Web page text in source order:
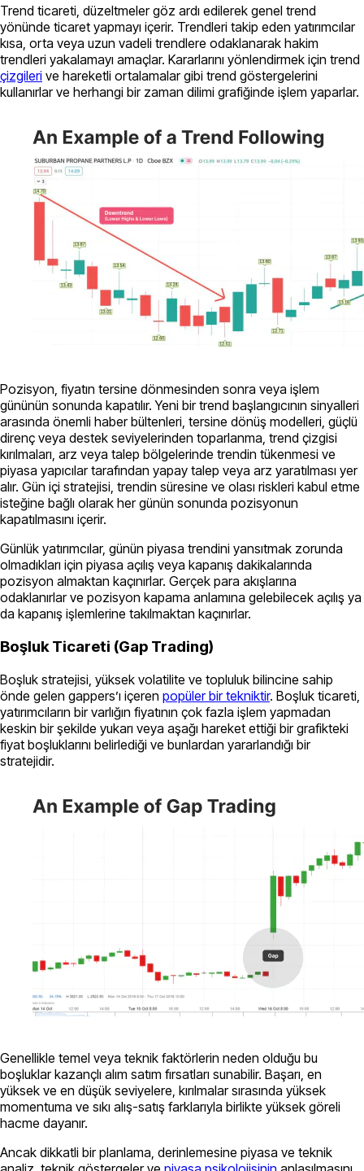
Trend ticareti, düzeltmeler göz ardı edilerek genel trend
yönünde ticaret yapmayı içerir. Trendleri takip eden yatırımcılar
kısa, orta veya uzun vadeli trendlere odaklanarak hakim
trendleri yakalamayı amaçlar. Kararlarını yönlendirmek için trend
çizgileri ve hareketli ortalamalar gibi trend göstergelerini
kullanırlar ve herhangi bir zaman dilimi grafiğinde işlem yaparlar.
Pozisyon, fiyatın tersine dönmesinden sonra veya işlem
gününün sonunda kapatılır. Yeni bir trend başlangıcının sinyalleri
arasında önemli haber bültenleri, tersine dönüş modelleri, güçlü
direnç veya destek seviyelerinden toparlanma, trend çizgisi
kırılmaları, arz veya talep bölgelerinde trendin tükenmesi ve
piyasa yapıcılar tarafından yapay talep veya arz yaratılması yer
alır. Gün içi stratejisi, trendin süresine ve olası riskleri kabul etme
isteğine bağlı olarak her günün sonunda pozisyonun
kapatılmasını içerir.
Günlük yatırımcılar, günün piyasa trendini yansıtmak zorunda
olmadıkları için piyasa açılış veya kapanış dakikalarında
pozisyon almaktan kaçınırlar. Gerçek para akışlarına
odaklanırlar ve pozisyon kapama anlamına gelebilecek açılış ya
da kapanış işlemlerine takılmaktan kaçınırlar.
Boşluk Ticareti (Gap Trading)
Boşluk stratejisi, yüksek volatilite ve topluluk bilincine sahip
önde gelen gappers’ı içeren popüler bir tekniktir. Boşluk ticareti,
yatırımcıların bir varlığın fiyatının çok fazla işlem yapmadan
keskin bir şekilde yukarı veya aşağı hareket ettiği bir grafikteki
fiyat boşluklarını belirlediği ve bunlardan yararlandığı bir
stratejidir.
Genellikle temel veya teknik faktörlerin neden olduğu bu
boşluklar kazançlı alım satım fırsatları sunabilir. Başarı, en
yüksek ve en düşük seviyelere, kırılmalar sırasında yüksek
momentuma ve sıkı alış-satış farklarıyla birlikte yüksek göreli
hacme dayanır.
Ancak dikkatli bir planlama, derinlemesine piyasa ve teknik